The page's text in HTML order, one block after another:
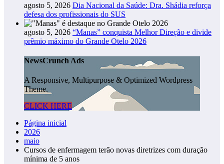
agosto 5, 2026 Dia Nacional da Saúde: Dra. Shádia reforça
defesa dos profissionais do SUS
agosto 5, 2026 “Manas” conquista Melhor Direção e divide
prêmio máximo do Grande Otelo 2026
NewsCrunch Ads
A Responsive, Multipurpose & Optimized Wordpress
Theme.
CLICK HERE
Página inicial
2026
maio
Cursos de enfermagem terão novas diretrizes com duração
mínima de 5 anos